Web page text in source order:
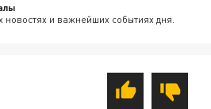
новостях и важнейших событиях дня.